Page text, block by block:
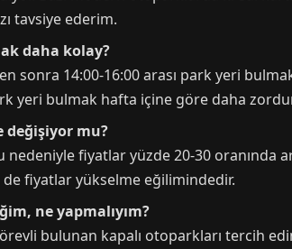
tavsiye ederim.
daha kolay?
sonra 14:00-16:00 arası park yeri
yeri bulmak hafta içine göre daha
değişiyor mu?
nedeniyle fiyatlar yüzde 20-30 oranında
fiyatlar yükselme eğilimindedir.
ne yapmalıyım?
bulunan kapalı otoparkları tercih